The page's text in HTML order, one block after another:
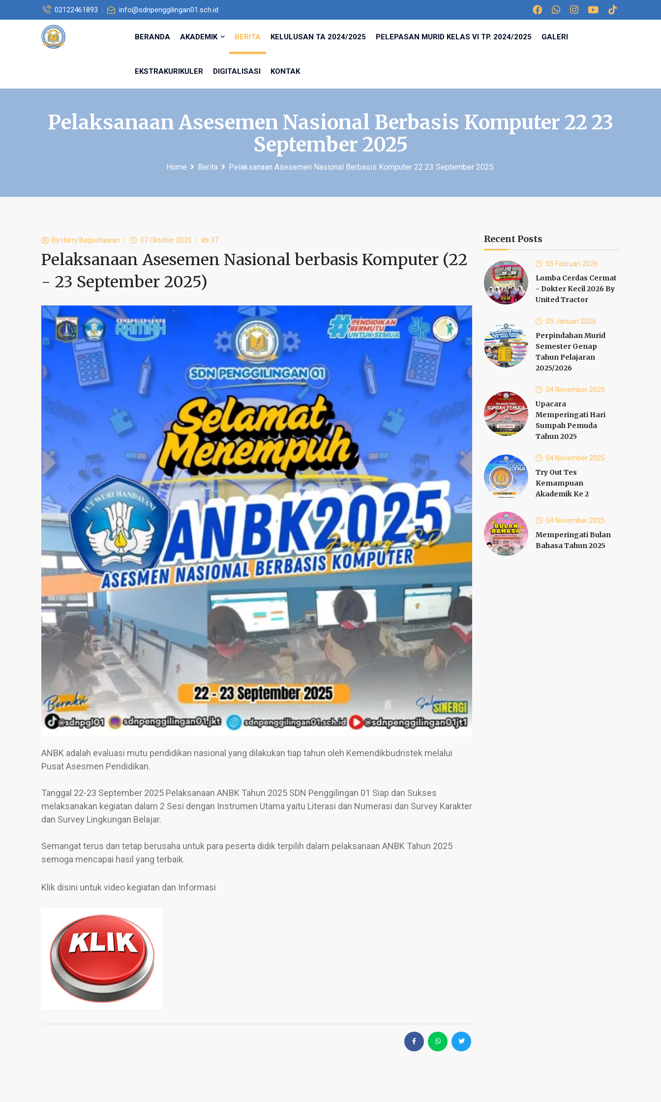
02122461893 info@sdnpenggilingan01.sch.id
BERANDA AKADEMIK BERITA KELULUSAN TA 2024/2025 PELEPASAN MURID KELAS VI TP. 2024/2025 GALERI
EKSTRAKURIKULER DIGITALISASI KONTAK
Pelaksanaan Asesemen Nasional Berbasis Komputer 22 23
September 2025
Home Berita Pelaksanaan Asesemen Nasional Berbasis Komputer 22 23 September 2025
By Harry Bagustiawan 07 Oktober 2025 37
Pelaksanaan Asesemen Nasional berbasis Komputer (22
- 23 September 2025)
ANBK adalah evaluasi mutu pendidikan nasional yang dilakukan tiap tahun oleh Kemendikbudristek melalui
Pusat Asesmen Pendidikan.
Tanggal 22-23 September 2025 Pelaksanaan ANBK Tahun 2025 SDN Penggilingan 01 Siap dan Sukses
melaksanakan kegiatan dalam 2 Sesi dengan Instrumen Utama yaitu Literasi dan Numerasi dan Survey Karakter
dan Survey Lingkungan Belajar.
Semangat terus dan tetap berusaha untuk para peserta didik terpilih dalam pelaksanaan ANBK Tahun 2025
semoga mencapai hasil yang terbaik.
Klik disini untuk video kegiatan dan Informasi
Recent Posts
05 Februari 2026
Lomba Cerdas Cermat
- Dokter Kecil 2026 By
United Tractor
05 Januari 2026
Perpindahan Murid
Semester Genap
Tahun Pelajaran
2025/2026
04 November 2025
Upacara
Memperingati Hari
Sumpah Pemuda
Tahun 2025
04 November 2025
Try Out Tes
Kemampuan
Akademik Ke 2
04 November 2025
Memperingati Bulan
Bahasa Tahun 2025